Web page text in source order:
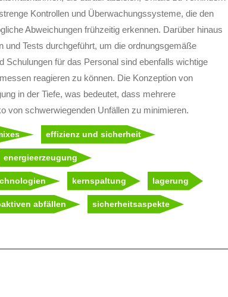
Kontrollen und Überwachungssysteme, die den
Abweichungen frühzeitig erkennen. Darüber hinaus
Tests durchgeführt, um die ordnungsgemäße
Schulungen für das Personal sind ebenfalls wichtige
reagieren zu können. Die Konzeption von
in der Tiefe, was bedeutet, dass mehrere
von schwerwiegenden Unfällen zu minimieren.
effizienz und sicherheit
energieerzeugung
kernspaltung lagerung
abfällen sicherheitsaspekte